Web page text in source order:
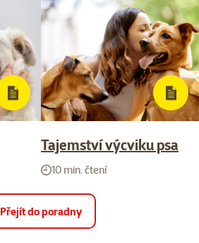
Tajemství výcviku psa
10 min. čtení
Přejít do poradny